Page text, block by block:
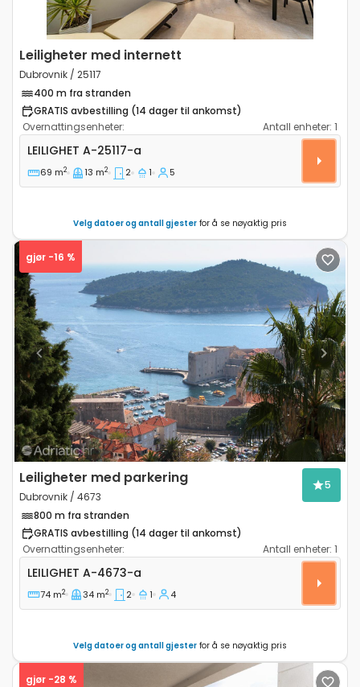
Leiligheter med internett
Dubrovnik / 25117
400 m fra stranden
GRATIS avbestilling (14 dager til ankomst)
Overnattingsenheter:
Antall enheter: 1
Toroms leilighet Dubrovnik A-25117-a
LEILIGHET A-25117-a
69 m2 13 m2 2 1 5
Velg datoer og antall gjester for å se nøyaktig pris
Previous Next
gjør -16 %
Leiligheter med parkering
Dubrovnik / 4673
5
800 m fra stranden
GRATIS avbestilling (14 dager til ankomst)
Overnattingsenheter:
Antall enheter: 1
Toroms leilighet Dubrovnik A-4673-a
LEILIGHET A-4673-a
74 m2 34 m2 2 1 4
Velg datoer og antall gjester for å se nøyaktig pris
gjør -28 %